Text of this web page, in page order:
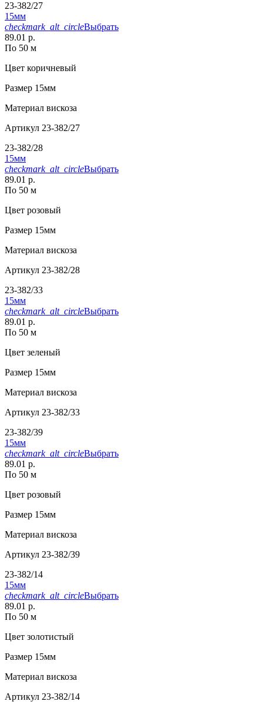
23-382/27
15мм
checkmark_alt_circleВыбрать
89.01 р.
По 50 м
Цвет коричневый
Размер 15мм
Материал вискоза
Артикул 23-382/27
23-382/28
15мм
checkmark_alt_circleВыбрать
89.01 р.
По 50 м
Цвет розовый
Размер 15мм
Материал вискоза
Артикул 23-382/28
23-382/33
15мм
checkmark_alt_circleВыбрать
89.01 р.
По 50 м
Цвет зеленый
Размер 15мм
Материал вискоза
Артикул 23-382/33
23-382/39
15мм
checkmark_alt_circleВыбрать
89.01 р.
По 50 м
Цвет розовый
Размер 15мм
Материал вискоза
Артикул 23-382/39
23-382/14
15мм
checkmark_alt_circleВыбрать
89.01 р.
По 50 м
Цвет золотистый
Размер 15мм
Материал вискоза
Артикул 23-382/14